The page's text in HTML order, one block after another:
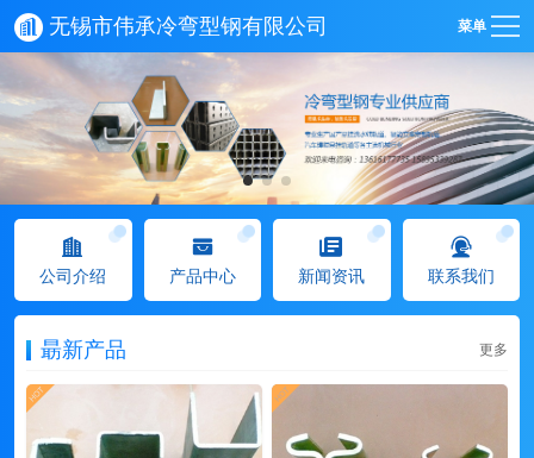
无锡市伟承冷弯型钢有限公司 菜单
公司介绍 产品中心 新闻资讯 联系我们
朂新产品 更多